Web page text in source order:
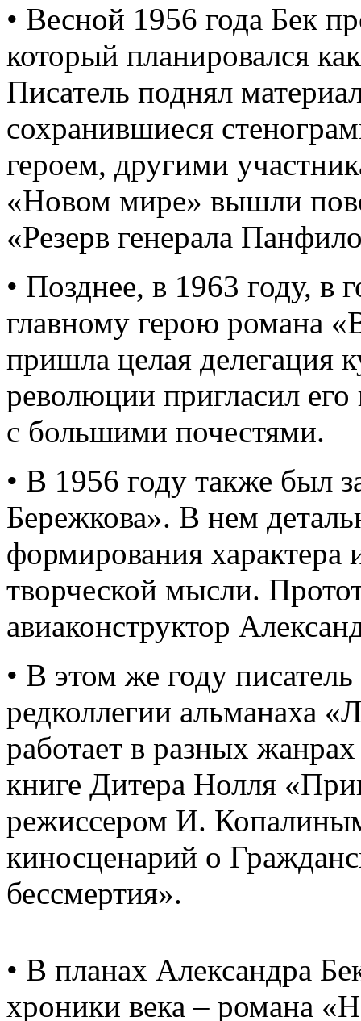
• Весной 1956 года Бек
который планировался
Писатель поднял
сохранившиеся
героем, другими
«Новом мире» вышли
«Резерв генерала
• Позднее, в 1963 году,
главному герою романа
пришла целая делегация
революции пригласил
с большими почестями.
• В 1956 году также был
Бережкова». В нем
формирования характера
творческой мысли.
авиаконструктор
• В этом же году
редколлегии альманаха
работает в разных
книге Дитера Нолля
режиссером И.
киносценарий о
бессмертия».
• В планах Александра
хроники века – романа